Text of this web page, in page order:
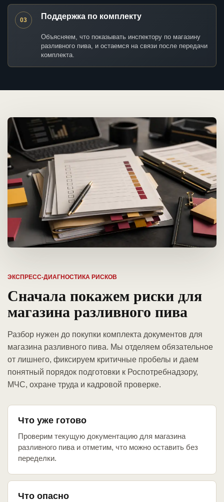
03 Поддержка по комплекту
Объясняем, что показывать инспектору по магазину
разливного пива, и остаемся на связи после передачи
комплекта.
ЭКСПРЕСС-ДИАГНОСТИКА РИСКОВ
Сначала покажем риски для
магазина разливного пива
Разбор нужен до покупки комплекта документов для
магазина разливного пива. Мы отделяем обязательное
от лишнего, фиксируем критичные пробелы и даем
понятный порядок подготовки к Роспотребнадзору,
МЧС, охране труда и кадровой проверке.
Что уже готово
Проверим текущую документацию для магазина
разливного пива и отметим, что можно оставить без
переделки.
Что опасно